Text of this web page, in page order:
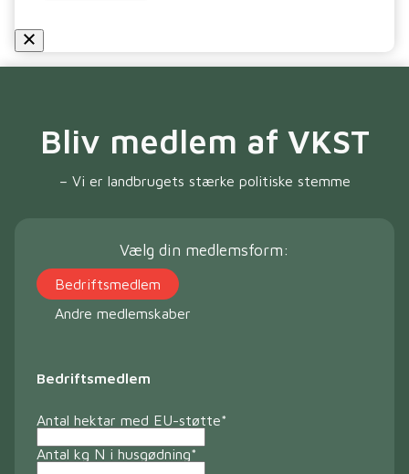
Bliv medlem af VKST
– Vi er landbrugets stærke politiske stemme
Vælg din medlemsform:
Bedriftsmedlem
Andre medlemskaber
Bedriftsmedlem
Antal hektar med EU-støtte*
Antal kg N i husgødning*